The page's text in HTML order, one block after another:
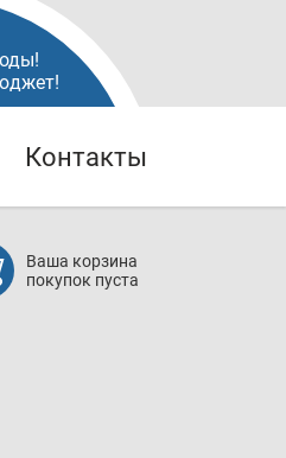
Контакты
Ваша корзина
покупок пуста